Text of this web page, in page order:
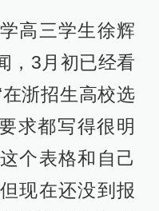
高三学生徐辉
，3月初已经看
浙招生高校选
求都写得很明
个表格和自己
现在还没到报